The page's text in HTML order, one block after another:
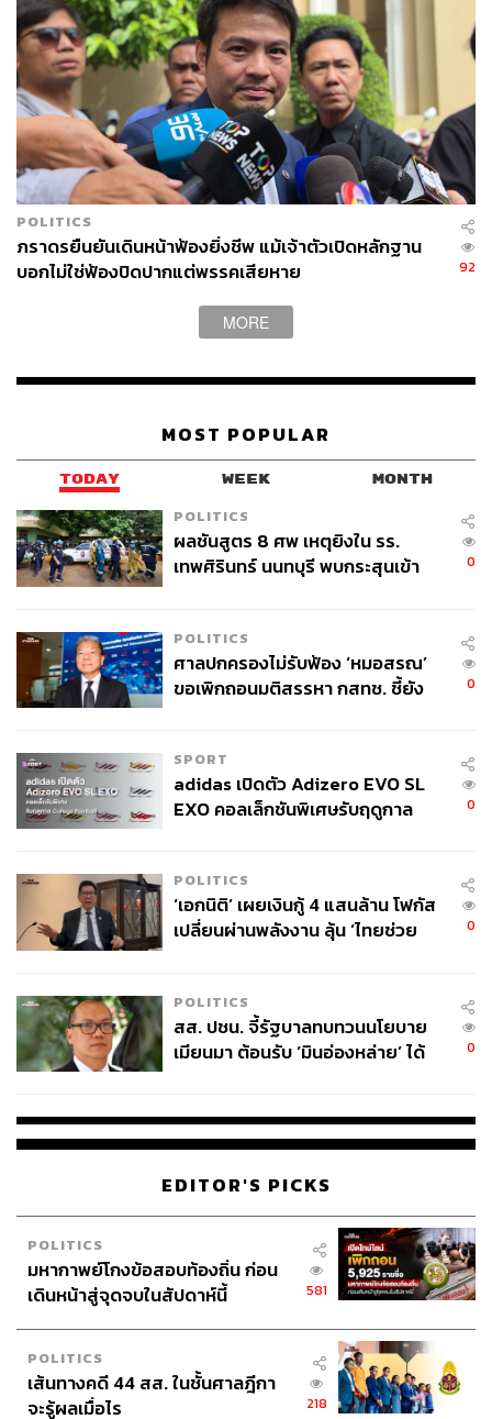
POLITICS
ภราดรยืนยันเดินหน้าฟ้องยิ่งชีพ แม้เจ้าตัวเปิดหลักฐาน
บอกไม่ใช่ฟ้องปิดปากแต่พรรคเสียหาย
92
MORE
MOST POPULAR
TODAY WEEK MONTH
POLITICS
ผลชันสูตร 8 ศพ เหตุยิงใน รร.
เทพศิรินทร์ นนทบุรี พบกระสุนเข้า
0
POLITICS
ศาลปกครองไม่รับฟ้อง ‘หมอสรณ’
ขอเพิกถอนมติสรรหา กสทช. ชี้ยัง
0
SPORT
adidas เปิดตัว Adizero EVO SL
EXO คอลเล็กชันพิเศษรับฤดูกาล
0
POLITICS
‘เอกนิติ’ เผยเงินกู้ 4 แสนล้าน โฟกัส
เปลี่ยนผ่านพลังงาน ลุ้น ‘ไทยช่วย
0
POLITICS
สส. ปชน. จี้รัฐบาลทบทวนนโยบาย
เมียนมา ต้อนรับ ‘มินอ่องหล่าย’ ได้
0
EDITOR'S PICKS
POLITICS
มหากาพย์โกงข้อสอบท้องถิ่น ก่อน
เดินหน้าสู่จุดจบในสัปดาห์นี้
581
POLITICS
เส้นทางคดี 44 สส. ในชั้นศาลฎีกา
จะรู้ผลเมื่อไร
218